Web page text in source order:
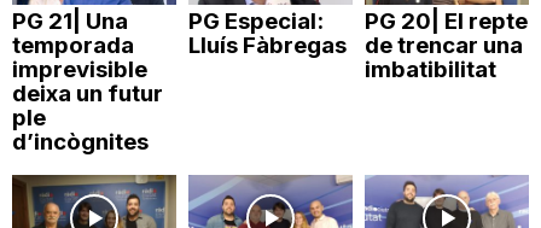
PG 21| Una
temporada
imprevisible
deixa un futur
ple
d’incògnites
PG Especial:
Lluís Fàbregas
PG 20| El repte
de trencar una
imbatibilitat